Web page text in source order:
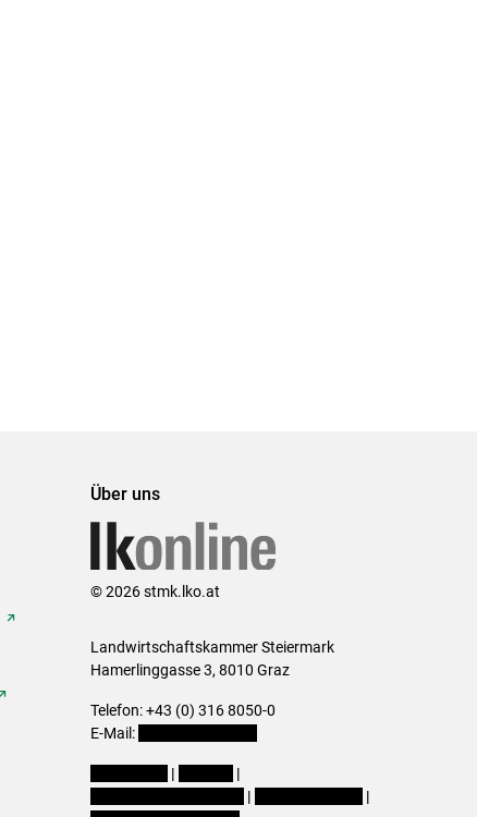
Über uns
© 2026 stmk.lko.at
Landwirtschaftskammer Steiermark
Hamerlinggasse 3, 8010 Graz
Telefon: +43 (0) 316 8050-0
E-Mail:
|
|
|
|